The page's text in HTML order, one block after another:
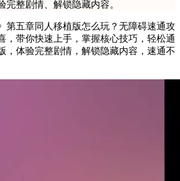
完整剧情、解锁隐藏内容。
第五章同人移植版怎么玩？无障碍速通攻
，带你快速上手，掌握核心技巧，轻松通
，体验完整剧情，解锁隐藏内容，速通不